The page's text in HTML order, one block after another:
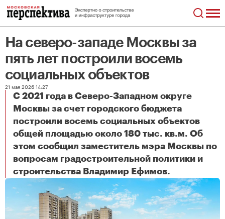
На северо-западе Москвы за
пять лет построили восемь
социальных объектов
21 мая 2026 14:27
С 2021 года в Северо-Западном округе
Москвы за счет городского бюджета
построили восемь социальных объектов
общей площадью около 180 тыс. кв.м. Об
этом сообщил заместитель мэра Москвы по
вопросам градостроительной политики и
строительства Владимир Ефимов.